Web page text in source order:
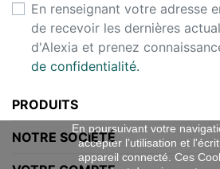
En poursuivant votre
accepter l’utilisation et
appareil connecté. Ces
En renseignant votre adresse
de recevoir les dernières
d'Alexia et prenez
de confidentialité.
PRODUITS
NOTRE SOCIÉTÉ